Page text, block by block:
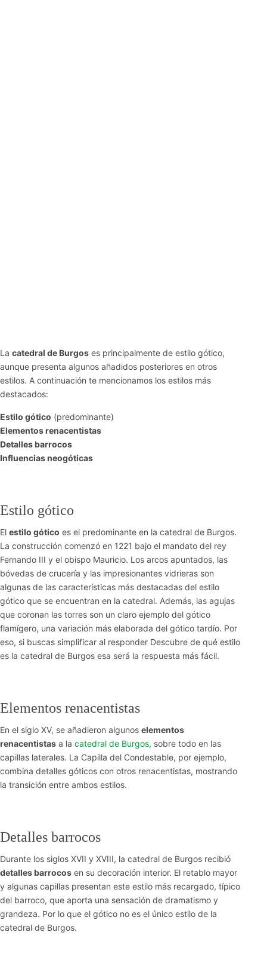
La catedral de Burgos es principalmente de estilo gótico,
aunque presenta algunos añadidos posteriores en otros
estilos. A continuación te mencionamos los estilos más
destacados:
Estilo gótico (predominante)
Elementos renacentistas
Detalles barrocos
Influencias neogóticas
Estilo gótico
El estilo gótico es el predominante en la catedral de Burgos.
La construcción comenzó en 1221 bajo el mandato del rey
Fernando III y el obispo Mauricio. Los arcos apuntados, las
bóvedas de crucería y las impresionantes vidrieras son
algunas de las características más destacadas del estilo
gótico que se encuentran en la catedral. Además, las agujas
que coronan las torres son un claro ejemplo del gótico
flamígero, una variación más elaborada del gótico tardío. Por
eso, si buscas simplificar al responder Descubre de qué estilo
es la catedral de Burgos esa será la respuesta más fácil.
Elementos renacentistas
En el siglo XV, se añadieron algunos elementos
renacentistas a la catedral de Burgos, sobre todo en las
capillas laterales. La Capilla del Condestable, por ejemplo,
combina detalles góticos con otros renacentistas, mostrando
la transición entre ambos estilos.
Detalles barrocos
Durante los siglos XVII y XVIII, la catedral de Burgos recibió
detalles barrocos en su decoración interior. El retablo mayor
y algunas capillas presentan este estilo más recargado, típico
del barroco, que aporta una sensación de dramatismo y
grandeza. Por lo que el gótico no es el único estilo de la
catedral de Burgos.